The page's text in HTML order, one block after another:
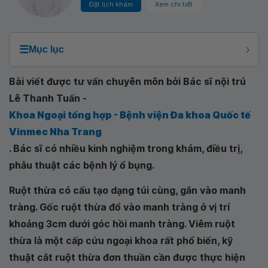
Đặt lịch khám Xem chi tiết
☰Mục lục
Bài viết được tư vấn chuyên môn bởi Bác sĩ nội trú
Lê Thanh Tuấn -
Khoa Ngoại tổng hợp - Bệnh viện Đa khoa Quốc tế
Vinmec Nha Trang
. Bác sĩ có nhiều kinh nghiệm trong khám, điều trị,
phẫu thuật các bệnh lý ổ bụng.
Ruột thừa có cấu tạo dạng túi cùng, gắn vào manh
tràng. Gốc ruột thừa đổ vào manh tràng ở vị trí
khoảng 3cm dưới góc hồi manh tràng. Viêm ruột
thừa là một cấp cứu ngoại khoa rất phổ biến, kỹ
thuật cắt ruột thừa đơn thuần cần được thực hiện